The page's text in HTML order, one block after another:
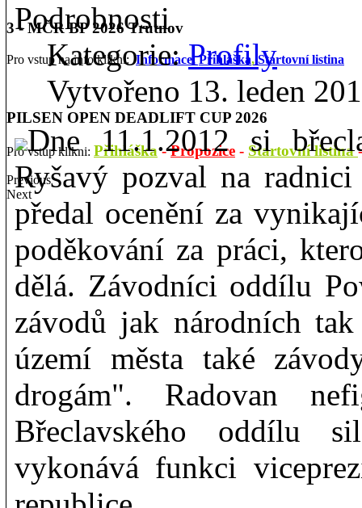
3 - MČR BP 2026 Trutnov
Pro vstup na info klikni: Informace, Přihláška, Startovní listina
PILSEN OPEN DEADLIFT CUP 2026
Pro vstup klikni: Přihláška-Propozice - Startovní listina
Previous
Next
Podrobnosti
Kategorie:Profily
Vytvořeno 13. leden
Dne 11.1.2012 si
Ryšavý pozval na
předal ocenění za
poděkování za práci,
dělá. Závodníci oddílu
závodů jak národních
území města také
drogám". Radovan
Břeclavského oddílu
vykonává funkci